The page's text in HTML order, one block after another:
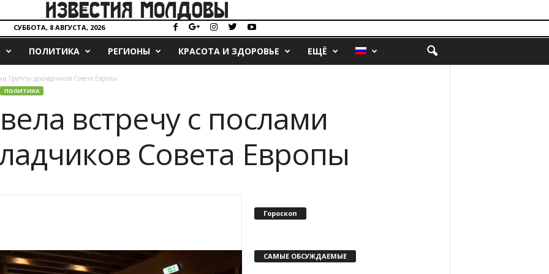
СУББОТА, 8 АВГУСТА, 2026
ПОЛИТИКА РЕГИОНЫ КРАСОТА И ЗДОРОВЬЕ ЕЩЁ
Группы докладчиков Совета Европы
ПОЛИТИКА
встречу с послами
Совета Европы
Гороскоп
САМЫЕ ОБСУЖДАЕМЫЕ